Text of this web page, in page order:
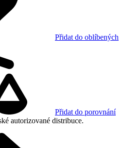
Přidat do oblíbených
Přidat do porovnání
autorizované distribuce.